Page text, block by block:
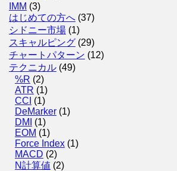
IMM (3)
はじめての方へ (37)
シドニー市場 (1)
スキャルピング (29)
チャートパターン (12)
テクニカル (49)
%R (2)
ATR (1)
CCI (1)
DeMarker (1)
DMI
(1)
EOM (1)
Force Index (1)
MACD (2)
N計算値 (2)